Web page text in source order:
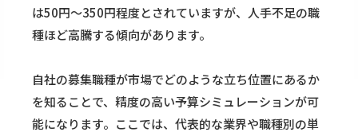
は50円〜350円程度とされていますが、人手不足の職
種ほど高騰する傾向があります。
自社の募集職種が市場でどのような立ち位置にあるか
を知ることで、精度の高い予算シミュレーションが可
能になります。ここでは、代表的な業界や職種別の単